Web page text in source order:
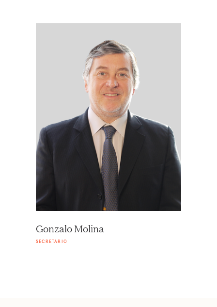
Gonzalo Molina
SECRETARIO